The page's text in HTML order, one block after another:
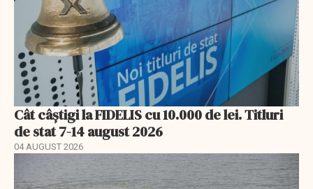
Cât câștigi la FIDELIS cu 10.000 de lei. Titluri
de stat 7-14 august 2026
04 AUGUST 2026